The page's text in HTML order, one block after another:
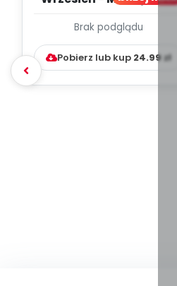
WYCHOWAWCZO –
DYDAKTYC...
Brak podglądu
Pobierz lub kup 24.99zł